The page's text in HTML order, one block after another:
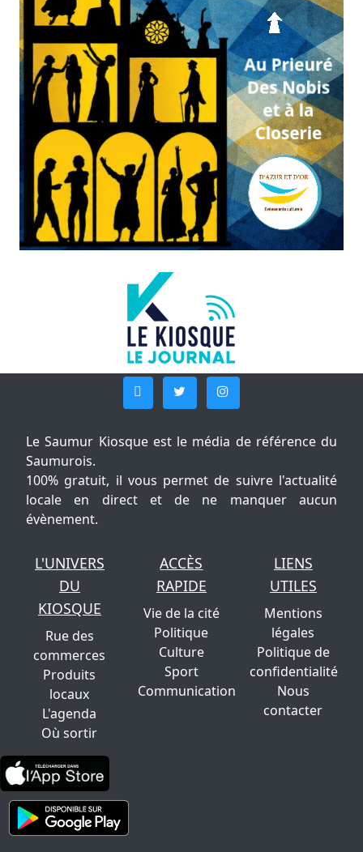
Le Saumur Kiosque est le média de référence du
Saumurois.
100% gratuit, il vous permet de suivre l'actualité
locale en direct et de ne manquer aucun
évènement.
L'UNIVERS
DU
KIOSQUE
Rue des
commerces
Produits
locaux
L'agenda
Où sortir
ACCÈS
RAPIDE
Vie de la cité
Politique
Culture
Sport
Communication
LIENS
UTILES
Mentions
légales
Politique de
confidentialité
Nous
contacter